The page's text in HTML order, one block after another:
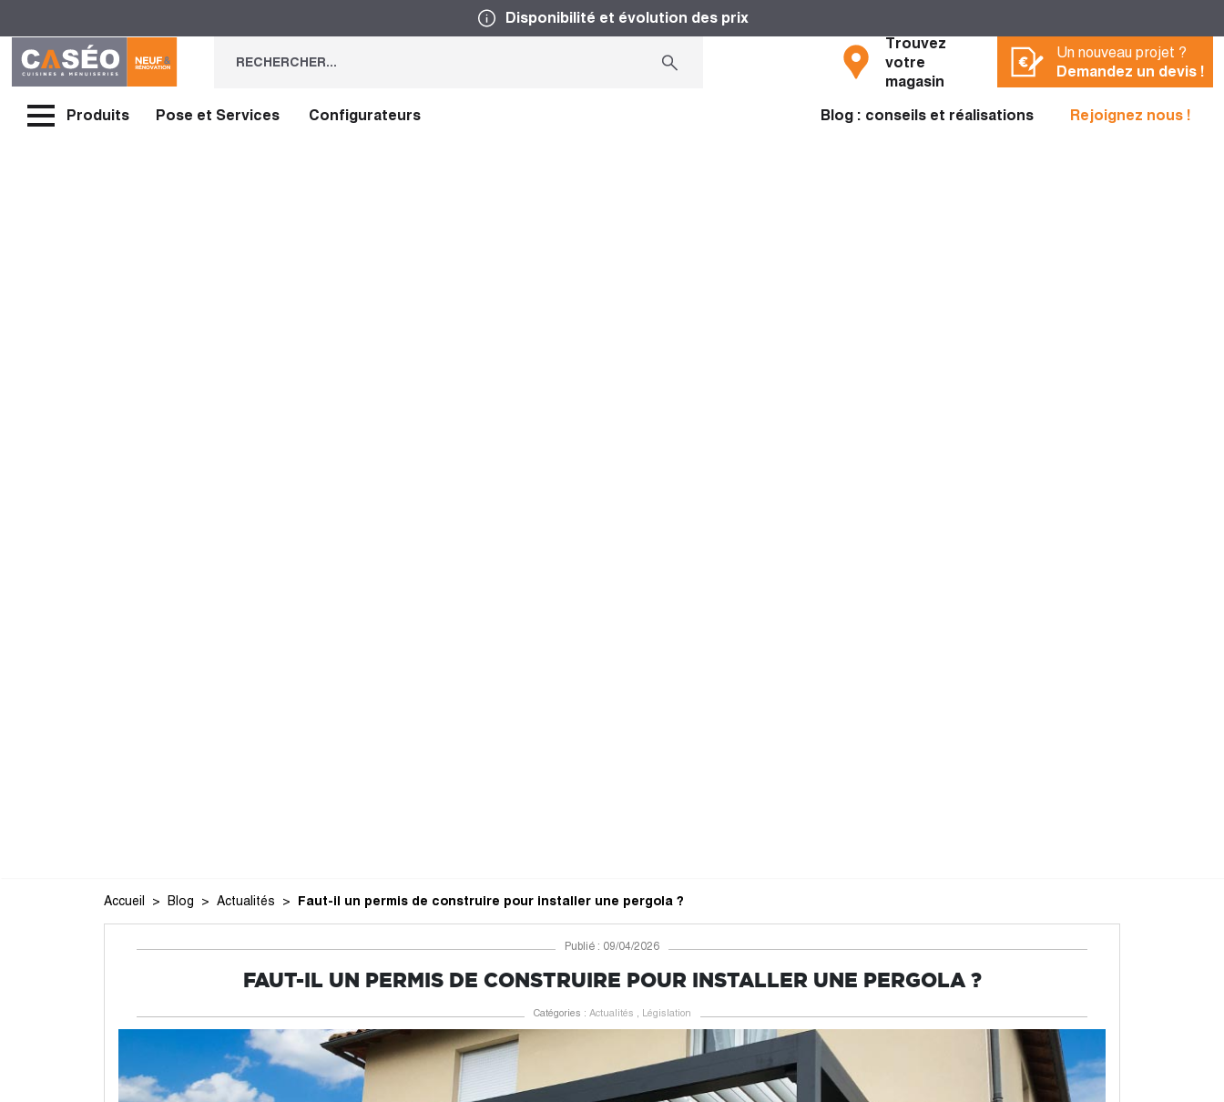
Disponibilité et évolution des prix
Trouvez
votre
magasin
Un nouveau projet ?
Demandez un devis !
Produits Pose et Services Configurateurs Blog : conseils et réalisations Rejoignez nous !
Accueil Blog Actualités Faut-il un permis de construire pour installer une pergola ?
Publié : 09/04/2026
FAUT-IL UN PERMIS DE CONSTRUIRE POUR INSTALLER UNE PERGOLA ?
Catégories : Actualités Législation